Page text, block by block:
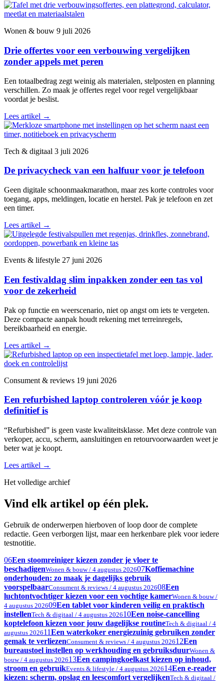
Wonen & bouw 9 juli 2026
Drie offertes voor een verbouwing vergelijken
zonder appels met peren
Een totaalbedrag zegt weinig als materialen, stelposten en planning
verschillen. Zo maak je offertes regel voor regel vergelijkbaar
voordat je beslist.
Lees artikel →
Tech & digitaal 3 juli 2026
De privacycheck van een halfuur voor je telefoon
Geen digitale schoonmaakmarathon, maar zes korte controles voor
toegang, apps, meldingen, locatie en herstel. Pak je telefoon en zet
een timer.
Lees artikel →
Events & lifestyle 27 juni 2026
Een festivaldag slim inpakken zonder een tas vol
voor de zekerheid
Pak op functie en weerscenario, niet op angst om iets te vergeten.
Deze compacte aanpak houdt rekening met terreinregels,
bereikbaarheid en energie.
Lees artikel →
Consument & reviews 19 juni 2026
Een refurbished laptop controleren vóór je koop
definitief is
“Refurbished” is geen vaste kwaliteitsklasse. Met deze controle van
verkoper, accu, scherm, aansluitingen en retourvoorwaarden weet je
beter wat je koopt.
Lees artikel →
Het volledige archief
Vind elk artikel op één plek.
Gebruik de onderwerpen hierboven of loop door de complete
redactie. Geen verborgen lijst, maar een herkenbare plek voor iedere
testnotitie.
06Een stoomreiniger kiezen zonder je vloer te
beschadigenWonen & bouw / 4 augustus 202607Koffiemachine
onderhouden: zo maak je dagelijks gebruik
voorspelbaarConsument & reviews / 4 augustus 202608Een
luchtontvochtiger kiezen voor een vochtige kamerWonen & bouw /
4 augustus 202609Een tablet voor kinderen veilig en praktisch
instellenTech & digitaal / 4 augustus 202610Een noise-cancelling
koptelefoon kiezen voor jouw dagelijkse routineTech & digitaal / 4
augustus 202611Een waterkoker energiezuinig gebruiken zonder
gemak te verliezenConsument & reviews / 4 augustus 202612Een
bureaustoel instellen op werkhouding en gebruiksduurWonen &
bouw / 4 augustus 202613Een campingkoelkast kiezen op inhoud,
stroom en gebruikEvents & lifestyle / 4 augustus 202614Een e-reader
kiezen: scherm, opslag en leescomfort vergelijkenTech & digitaal /